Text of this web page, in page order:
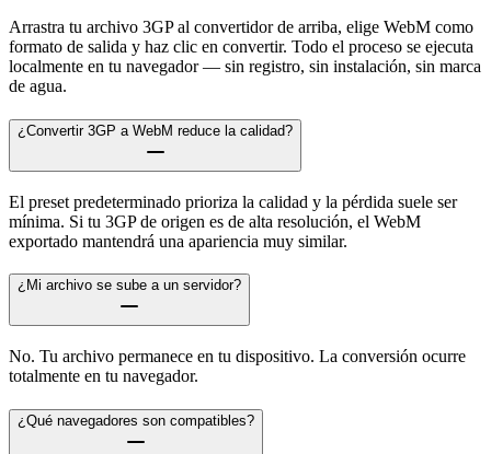
Arrastra tu archivo 3GP al convertidor de arriba, elige WebM como
formato de salida y haz clic en convertir. Todo el proceso se ejecuta
localmente en tu navegador — sin registro, sin instalación, sin marca
de agua.
¿Convertir 3GP a WebM reduce la calidad?
El preset predeterminado prioriza la calidad y la pérdida suele ser
mínima. Si tu 3GP de origen es de alta resolución, el WebM
exportado mantendrá una apariencia muy similar.
¿Mi archivo se sube a un servidor?
No. Tu archivo permanece en tu dispositivo. La conversión ocurre
totalmente en tu navegador.
¿Qué navegadores son compatibles?